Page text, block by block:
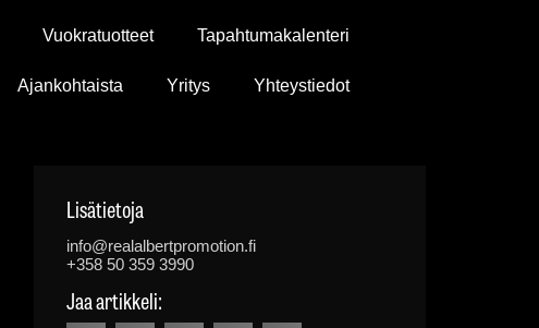
Vuokratuotteet Tapahtumakalenteri
Ajankohtaista Yritys Yhteystiedot
Lisätietoja
info@realalbertpromotion.fi
+358 50 359 3990
Jaa artikkeli: